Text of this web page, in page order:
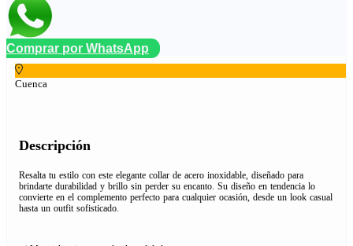
Comprar por WhatsApp
Cuenca
Descripción
Resalta tu estilo con este elegante collar de acero inoxidable, diseñado para
brindarte durabilidad y brillo sin perder su encanto. Su diseño en tendencia lo
convierte en el complemento perfecto para cualquier ocasión, desde un look casual
hasta un outfit sofisticado.